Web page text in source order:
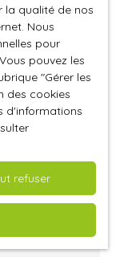
la qualité de nos
Nous
pour
pouvez les
″Gérer les
des cookies
d'informations
refuser